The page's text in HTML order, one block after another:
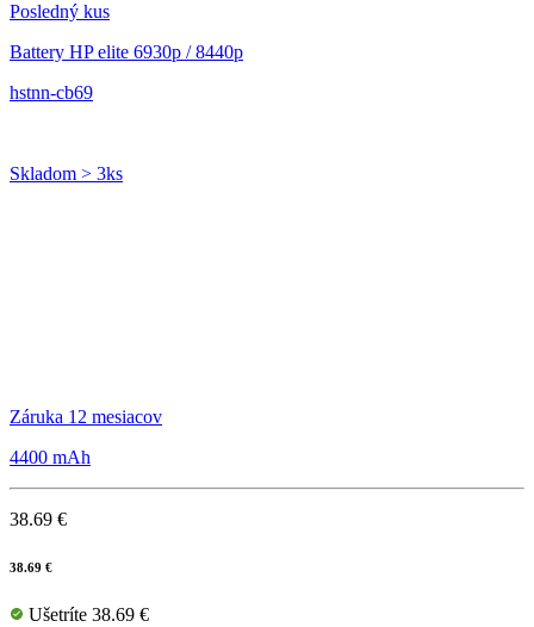
Posledný kus
Battery HP elite 6930p / 8440p
hstnn-cb69
Skladom > 3ks
Záruka 12 mesiacov
4400 mAh
38.69 €
38.69 €
Ušetríte 38.69 €